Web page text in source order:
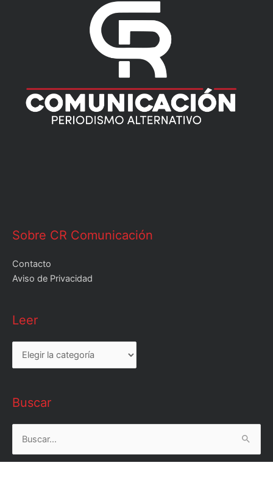
Sobre CR Comunicación
Contacto
Aviso de Privacidad
Leer
Leer
Buscar
Buscar
por: